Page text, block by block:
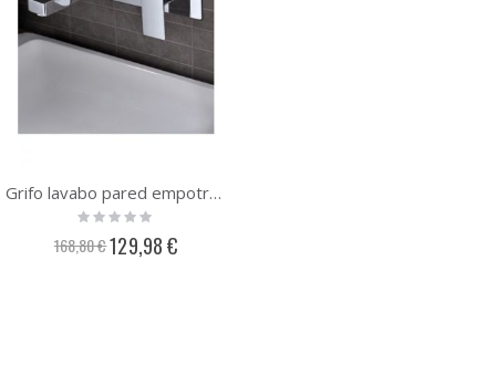
Grifo lavabo pared empotrado Imex Suiza GLE020
Rating:
0%
168,80 €Precio
especial
129,98 €